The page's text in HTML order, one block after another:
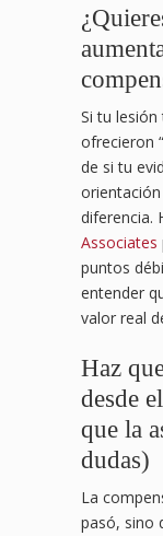
Si tu
ofrecieron
de si tu
diferencia.
Associates
puntos
entender
valor real
Haz
desde
que la
dudas)
La
pasó, sino